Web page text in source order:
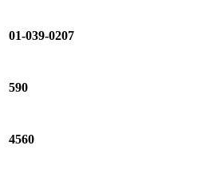
01-039-0207
590
4560